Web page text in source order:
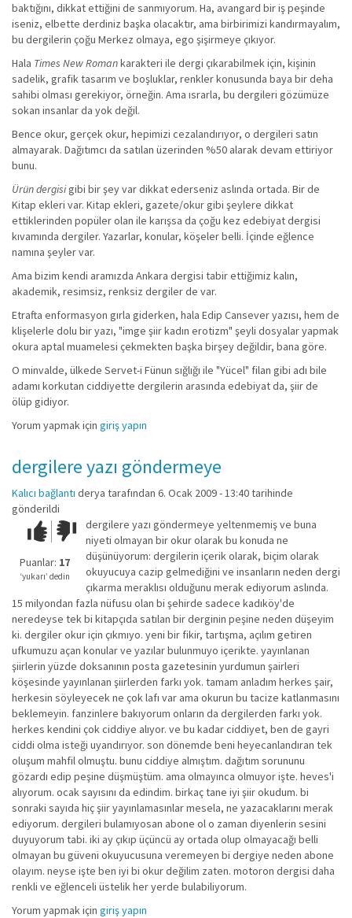
baktığını, dikkat ettiğini de sanmıyorum. Ha, avangard bir iş peşinde
iseniz, elbette derdiniz başka olacaktır, ama birbirimizi kandırmayalım,
bu dergilerin çoğu Merkez olmaya, ego şişirmeye çıkıyor.
Hala Times New Romankarakteri ile dergi çıkarabilmek için, kişinin
sadelik, grafik tasarım ve boşluklar, renkler konusunda baya bir deha
sahibi olması gerekiyor, örneğin. Ama ısrarla, bu dergileri gözümüze
sokan insanlar da yok değil.
Bence okur, gerçek okur, hepimizi cezalandırıyor, o dergileri satın
almayarak. Dağıtımcı da satılan üzerinden %50 alarak devam ettiriyor
bunu.
Ürün dergisigibi bir şey var dikkat ederseniz aslında ortada. Bir de
Kitap ekleri var. Kitap ekleri, gazete/okur gibi şeylere dikkat
ettiklerinden popüler olan ile karışsa da çoğu kez edebiyat dergisi
kıvamında dergiler. Yazarlar, konular, köşeler belli. İçinde eğlence
namına şeyler var.
Ama bizim kendi aramızda Ankara dergisi tabir ettiğimiz kalın,
akademik, resimsiz, renksiz dergiler de var.
Etrafta enformasyon gırla giderken, hala Edip Cansever yazısı, hem de
klişelerle dolu bir yazı, "imge şiir kadın erotizm" şeyli dosyalar yapmak
okura aptal muamelesi çekmekten başka birşey değildir, bana göre.
O minvalde, ülkede Servet-i Fünun sığlığı ile "Yücel" filan gibi adı bile
adamı korkutan ciddiyette dergilerin arasında edebiyat da, şiir de
ölüp gidiyor.
Yorum yapmak için giriş yapın
dergilere yazı göndermeye
Kalıcı bağlantı derya tarafından 6. Ocak 2009 - 13:40 tarihinde
gönderildi
Çok iyi!O
kadar
iyi
değil!
Puanlar: 17
‘yukarı’ dedin
dergilere yazı göndermeye yeltenmemiş ve buna
niyeti olmayan bir okur olarak bu konuda ne
düşünüyorum: dergilerin içerik olarak, biçim olarak
okuyucuya cazip gelmediğini ve insanların neden dergi
çıkarma meraklısı olduğunu merak ediyorum aslında.
15 milyondan fazla nüfusu olan bi şehirde sadece kadıköy'de
neredeyse tek bi kitapçıda satılan bir derginin peşine neden düşeyim
ki. dergiler okur için çıkmıyo. yeni bir fikir, tartışma, açılım getiren
ufkumuzu açan konular ve yazılar bulunmuyo içerikte. yayınlanan
şiirlerin yüzde doksanının posta gazetesinin yurdumun şairleri
köşesinde yayınlanan şiirlerden farkı yok. tamam anladım herkes şair,
herkesin söyleyecek ne çok lafı var ama okurun bu tacize katlanmasını
beklemeyin. fanzinlere bakıyorum onların da dergilerden farkı yok.
herkes kendini çok ciddiye alıyor. ve bu kadar ciddiyet, ben de gayri
ciddi olma isteği uyandırıyor. son dönemde beni heyecanlandıran tek
oluşum mahfil olmuştu. bunu ciddiye almıştım. dağıtım sorununu
gözardı edip peşine düşmüştüm. ama olmayınca olmuyor işte. heves'i
alıyorum. ocak sayısını da edindim. birkaç tane iyi şiir okudum. bi
sonraki sayıda hiç şiir yayınlamasınlar mesela, ne yazacaklarını merak
ediyorum. dergileri bulamıyosan abone ol o zaman diyenlerin sesini
duyuyorum tabi. iki ay çıkıp üçüncü ay ortada olup olmayacağı belli
olmayan bu güveni okuyucusuna veremeyen bi dergiye neden abone
olayım. neyse işte ben iyi bi okur değilim zaten. motoron dergisi daha
renkli ve eğlenceli üstelik her yerde bulabiliyorum.
Yorum yapmak için giriş yapın